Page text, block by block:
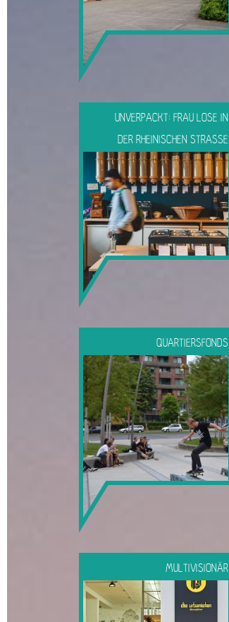
UNVERPACKT: FRAU LOSE IN
DER RHEINISCHEN STRASSE
QUARTIERSFONDS
MULTIVISIONÄR